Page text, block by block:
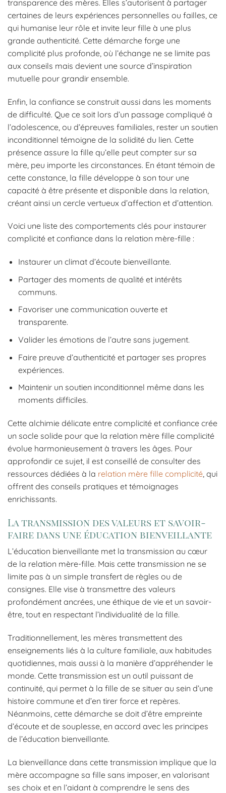
transparence des mères. Elles s’autorisent à partager
certaines de leurs expériences personnelles ou failles, ce
qui humanise leur rôle et invite leur fille à une plus
grande authenticité. Cette démarche forge une
complicité plus profonde, où l’échange ne se limite pas
aux conseils mais devient une source d’inspiration
mutuelle pour grandir ensemble.
Enfin, la confiance se construit aussi dans les moments
de difficulté. Que ce soit lors d’un passage compliqué à
l’adolescence, ou d’épreuves familiales, rester un soutien
inconditionnel témoigne de la solidité du lien. Cette
présence assure la fille qu’elle peut compter sur sa
mère, peu importe les circonstances. En étant témoin de
cette constance, la fille développe à son tour une
capacité à être présente et disponible dans la relation,
créant ainsi un cercle vertueux d’affection et d’attention.
Voici une liste des comportements clés pour instaurer
complicité et confiance dans la relation mère-fille :
Instaurer un climat d’écoute bienveillante.
Partager des moments de qualité et intérêts
communs.
Favoriser une communication ouverte et
transparente.
Valider les émotions de l’autre sans jugement.
Faire preuve d’authenticité et partager ses propres
expériences.
Maintenir un soutien inconditionnel même dans les
moments difficiles.
Cette alchimie délicate entre complicité et confiance crée
un socle solide pour que la relation mère fille complicité
évolue harmonieusement à travers les âges. Pour
approfondir ce sujet, il est conseillé de consulter des
ressources dédiées à la relation mère fille complicité , qui
offrent des conseils pratiques et témoignages
enrichissants.
La transmission des valeurs et savoir-
faire dans une éducation bienveillante
L’éducation bienveillante met la transmission au cœur
de la relation mère-fille. Mais cette transmission ne se
limite pas à un simple transfert de règles ou de
consignes. Elle vise à transmettre des valeurs
profondément ancrées, une éthique de vie et un savoir-
être, tout en respectant l’individualité de la fille.
Traditionnellement, les mères transmettent des
enseignements liés à la culture familiale, aux habitudes
quotidiennes, mais aussi à la manière d’appréhender le
monde. Cette transmission est un outil puissant de
continuité, qui permet à la fille de se situer au sein d’une
histoire commune et d’en tirer force et repères.
Néanmoins, cette démarche se doit d’être empreinte
d’écoute et de souplesse, en accord avec les principes
de l’éducation bienveillante.
La bienveillance dans cette transmission implique que la
mère accompagne sa fille sans imposer, en valorisant
ses choix et en l’aidant à comprendre le sens des